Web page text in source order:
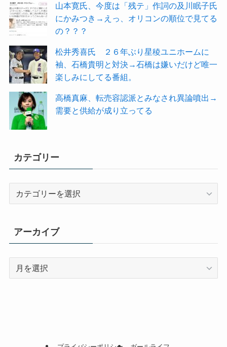
山本寛氏、今度は「残テ」作詞の及川眠子氏
にかみつき→えっ、オリコンの順位で見てる
の？？？
松井秀喜氏 ２６年ぶり星稜ユニホームに
袖、石橋貴明と対決→石橋は嫌いだけど唯一
楽しみにしてる番組。
高橋真麻、転売容認派とみなされ異論噴出→
需要と供給が成り立ってる
カテゴリー
リ
ー
アーカイブ